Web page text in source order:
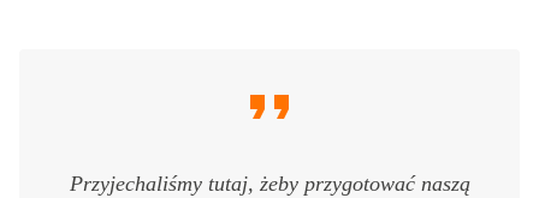
Przyjechaliśmy tutaj, żeby przygotować naszą